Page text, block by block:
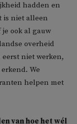
hadden en
is niet alleen
ook al gauw
overheid
niet werken,
We
helpen met
van hoe het wél